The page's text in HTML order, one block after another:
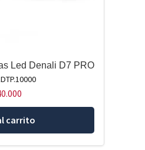
Led Denali D7 PRO
carrito